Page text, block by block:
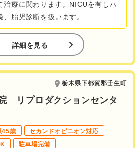
治療に関わります。NICUを有しハ
胎児診断を扱います。
詳細を見る
栃木県下都賀郡壬生町
リプロダクションセンタ
45歳
セカンドオピニオン対応
駐車場完備